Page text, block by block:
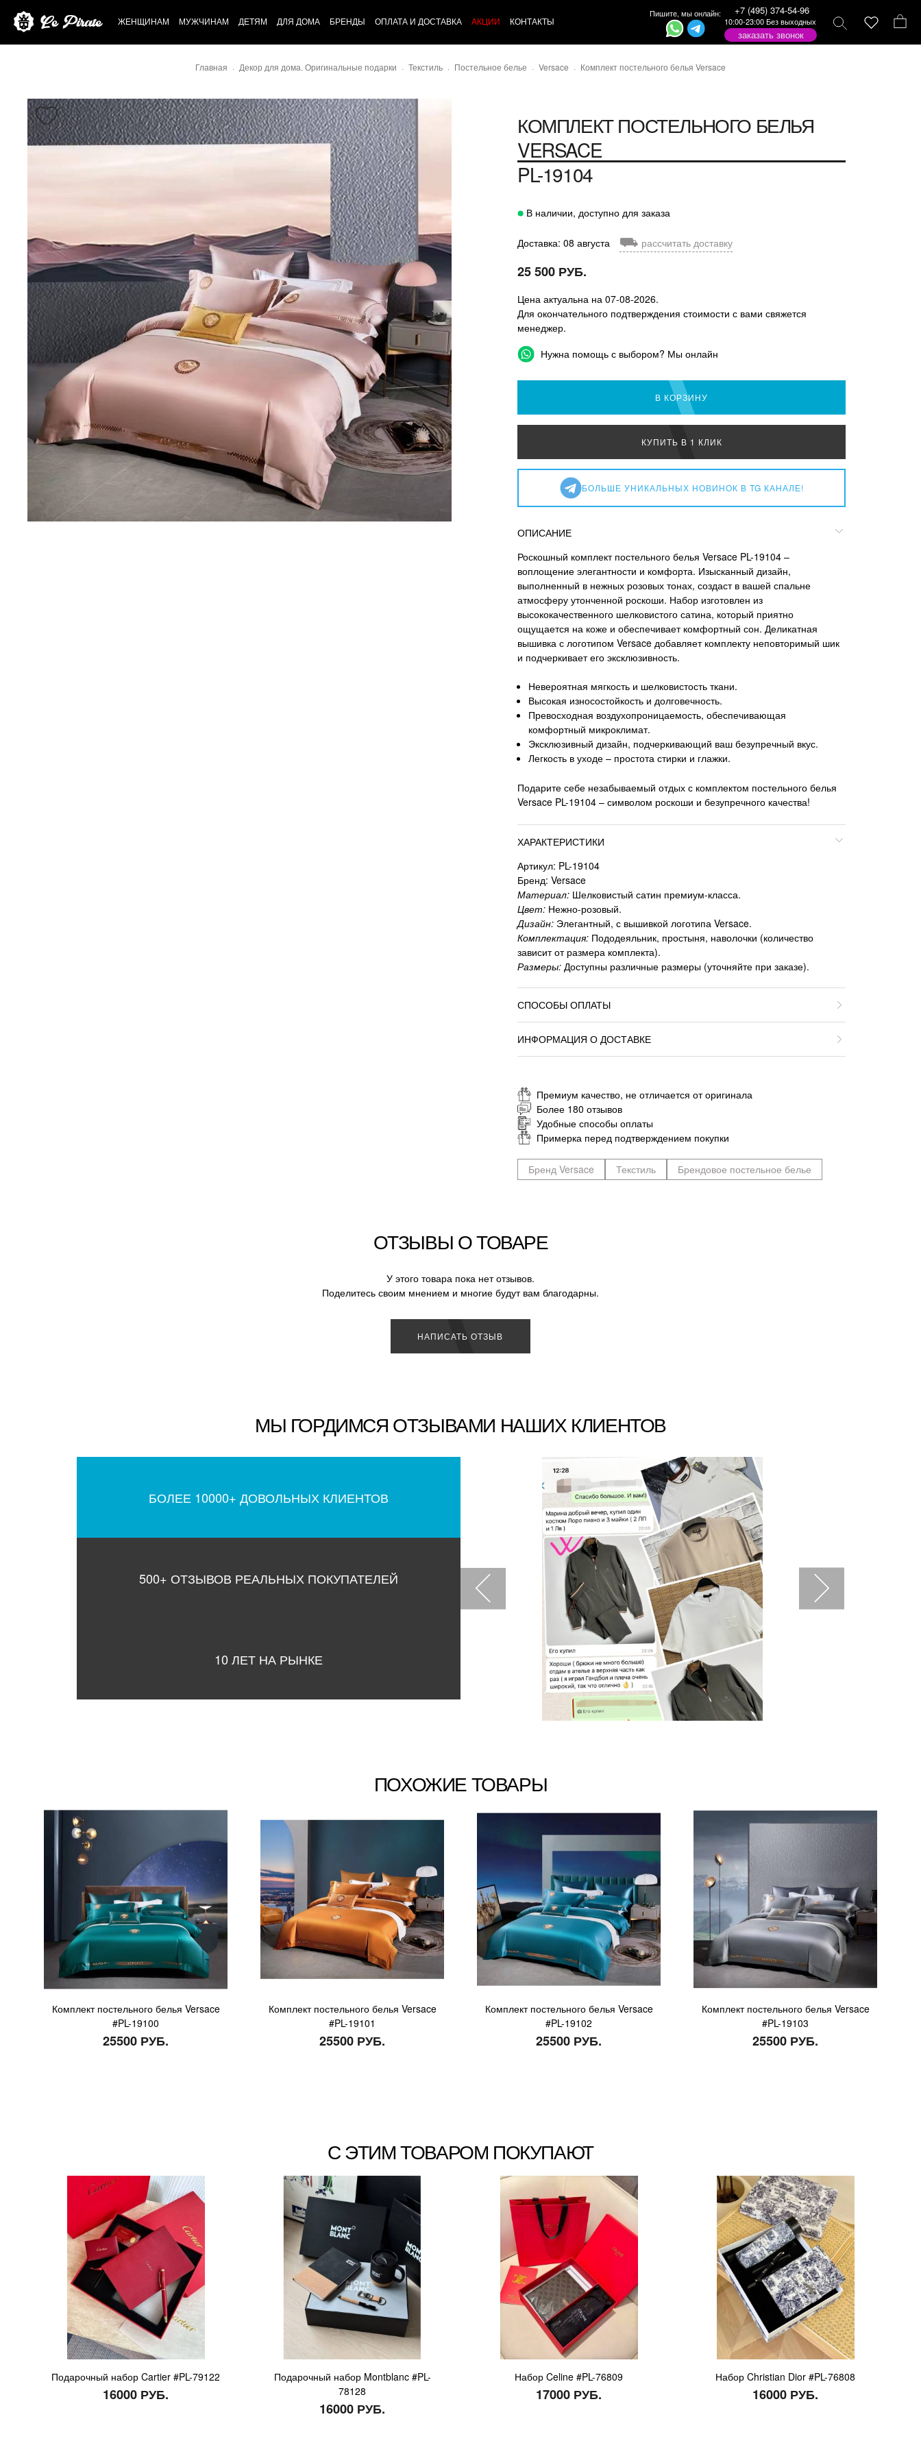
ЖЕНЩИНАМ МУЖЧИНАМ ДЕТЯМ ДЛЯ ДОМА БРЕНДЫ ОПЛАТА И ДОСТАВКА АКЦИИ КОНТАКТЫ
Пишите, мы онлайн: +7 (495) 374-54-96
10:00-23:00 Без выходных
заказать звонок
Главная Декор для дома. Оригинальные подарки Текстиль Постельное белье Versace Комплект постельного белья Versace
КОМПЛЕКТ ПОСТЕЛЬНОГО БЕЛЬЯ
VERSACE
PL-19104
В наличии, доступно для заказа
Доставка: 08 августа ⛟ рассчитать доставку
25 500 РУБ.
Цена актуальна на 07-08-2026.
Для окончательного подтверждения стоимости с вами свяжется
менеджер.
Нужна помощь с выбором? Мы онлайн
В КОРЗИНУ
КУПИТЬ В 1 КЛИК
БОЛЬШЕ УНИКАЛЬНЫХ НОВИНОК В TG КАНАЛЕ!
ОПИСАНИЕ
Роскошный комплект постельного белья Versace PL-19104 –
воплощение элегантности и комфорта. Изысканный дизайн,
выполненный в нежных розовых тонах, создаст в вашей спальне
атмосферу утонченной роскоши. Набор изготовлен из
высококачественного шелковистого сатина, который приятно
ощущается на коже и обеспечивает комфортный сон. Деликатная
вышивка с логотипом Versace добавляет комплекту неповторимый шик
и подчеркивает его эксклюзивность.
Невероятная мягкость и шелковистость ткани.
Высокая износостойкость и долговечность.
Превосходная воздухопроницаемость, обеспечивающая
комфортный микроклимат.
Эксклюзивный дизайн, подчеркивающий ваш безупречный вкус.
Легкость в уходе – простота стирки и глажки.
Подарите себе незабываемый отдых с комплектом постельного белья
Versace PL-19104 – символом роскоши и безупречного качества!
ХАРАКТЕРИСТИКИ
Артикул: PL-19104
Бренд: Versace
Материал: Шелковистый сатин премиум-класса.
Цвет: Нежно-розовый.
Дизайн: Элегантный, с вышивкой логотипа Versace.
Комплектация: Пододеяльник, простыня, наволочки (количество
зависит от размера комплекта).
Размеры: Доступны различные размеры (уточняйте при заказе).
СПОСОБЫ ОПЛАТЫ
ИНФОРМАЦИЯ О ДОСТАВКЕ
Премиум качество, не отличается от оригинала
Более 180 отзывов
Удобные способы оплаты
Примерка перед подтверждением покупки
Бренд Versace Текстиль Брендовое постельное белье
ОТЗЫВЫ О ТОВАРЕ
У этого товара пока нет отзывов.
Поделитесь своим мнением и многие будут вам благодарны.
НАПИСАТЬ ОТЗЫВ
МЫ ГОРДИМСЯ ОТЗЫВАМИ НАШИХ КЛИЕНТОВ
БОЛЕЕ 10000+ ДОВОЛЬНЫХ КЛИЕНТОВ
500+ ОТЗЫВОВ РЕАЛЬНЫХ ПОКУПАТЕЛЕЙ
10 ЛЕТ НА РЫНКЕ
ПОХОЖИЕ ТОВАРЫ
Комплект постельного белья Versace
#PL-19100
25500 РУБ.
Комплект постельного белья Versace
#PL-19101
25500 РУБ.
Комплект постельного белья Versace
#PL-19102
25500 РУБ.
Комплект постельного белья Versace
#PL-19103
25500 РУБ.
С ЭТИМ ТОВАРОМ ПОКУПАЮТ
Подарочный набор Cartier #PL-79122
16000 РУБ.
Подарочный набор Montblanc #PL-
78128
16000 РУБ.
Набор Celine #PL-76809
17000 РУБ.
Набор Christian Dior #PL-76808
16000 РУБ.